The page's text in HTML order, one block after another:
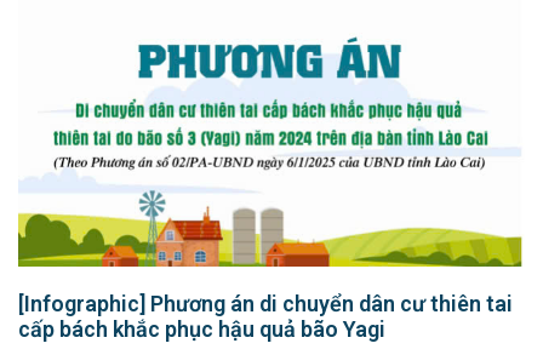
[Infographic] Phương án di chuyển dân cư thiên tai
cấp bách khắc phục hậu quả bão Yagi